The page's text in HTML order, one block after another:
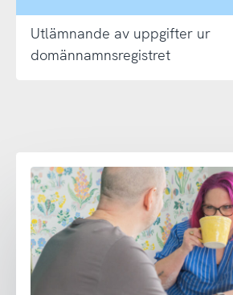
Utlämnande av uppgifter ur
domännamnsregistret